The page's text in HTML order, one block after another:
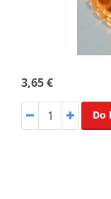
3,65 €
Do